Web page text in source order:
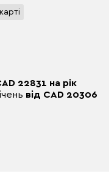
22831 на рік
від CAD 20306